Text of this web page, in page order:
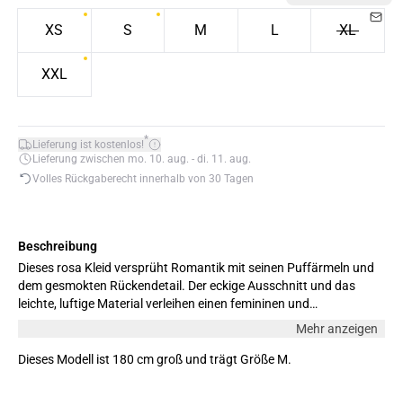
XS S M L XL
XXL
Lieferung ist kostenlos!*
Lieferung zwischen mo. 10. aug. - di. 11. aug.
Volles Rückgaberecht innerhalb von 30 Tagen
Beschreibung
Dieses rosa Kleid versprüht Romantik mit seinen Puffärmeln und
dem gesmokten Rückendetail. Der eckige Ausschnitt und das
leichte, luftige Material verleihen einen femininen und
sommerlichen Look. Perfekt für den Alltag und besondereMehr anzeigen
Dieses Modell ist 180 cm groß und trägt Größe M.